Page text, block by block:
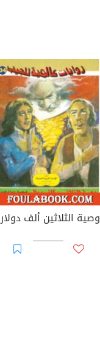
وصية الثلاثين ألف دولار